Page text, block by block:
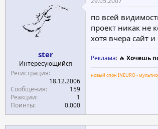
ster
Интересующийся
Регистрация
18.12.2006
Сообщения
159
Реакции
1
Поинты
0.000
по всей
проект никак не
хотя вчера сайт
Реклама: 🔥 Хочешь
новый спон INEURO -